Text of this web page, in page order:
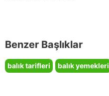
Benzer Başlıklar
balık tarifleri balık yemekleri